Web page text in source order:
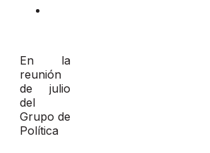
En la
reunión
de julio
del
Grupo de
Política